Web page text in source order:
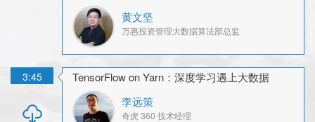
黄文坚
万惠投资管理大数据算法部总监
3:45
TensorFlow on Yarn：深度学习遇上大数据
李远策
奇虎 360 技术经理